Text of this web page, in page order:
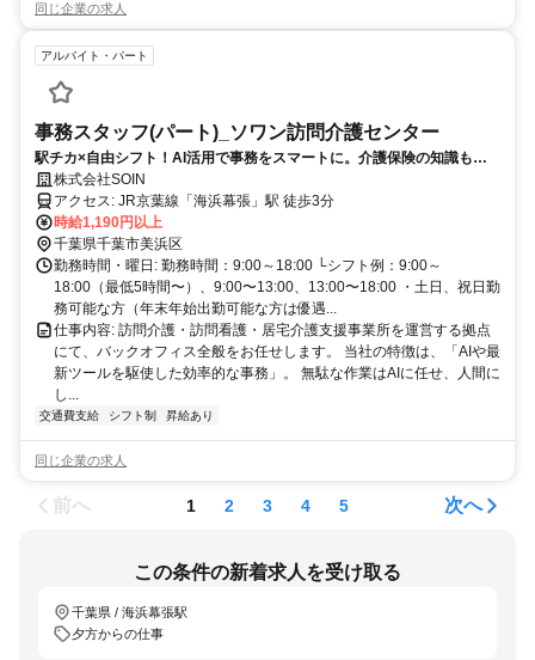
同じ企業の求人
アルバイト・パート
事務スタッフ(パート)_ソワン訪問介護センター
駅チカ×自由シフト！AI活用で事務をスマートに。介護保険の知識も身
に付く環境
株式会社SOIN
アクセス: JR京葉線「海浜幕張」駅 徒歩3分
時給1,190円以上
千葉県千葉市美浜区
勤務時間・曜日: 勤務時間：9:00～18:00 └シフト例：9:00～
18:00（最低5時間〜）、9:00〜13:00、13:00〜18:00 ・土日、祝日勤
務可能な方（年末年始出勤可能な方は優遇...
仕事内容: 訪問介護・訪問看護・居宅介護支援事業所を運営する拠点
にて、バックオフィス全般をお任せします。 当社の特徴は、「AIや最
新ツールを駆使した効率的な事務」。 無駄な作業はAIに任せ、人間に
し...
交通費支給 シフト制 昇給あり
同じ企業の求人
前へ 1 2 3 4 5 次へ
この条件の新着求人を受け取る
千葉県 / 海浜幕張駅
夕方からの仕事